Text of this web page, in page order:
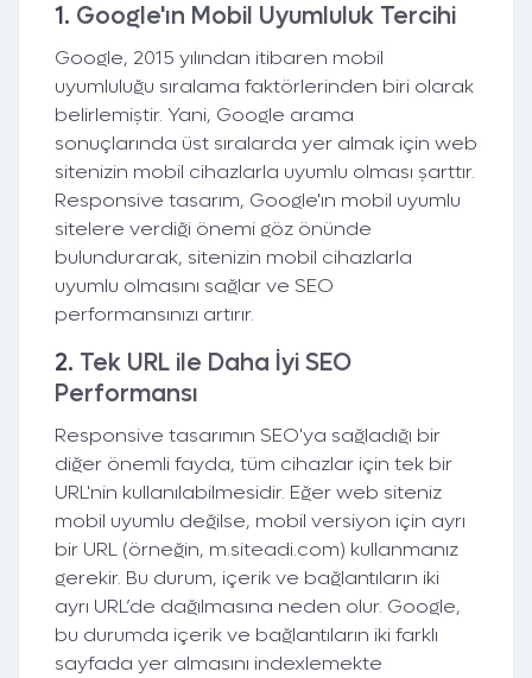
1. Google'ın Mobil Uyumluluk Tercihi
Google, 2015 yılından itibaren mobil
uyumluluğu sıralama faktörlerinden biri olarak
belirlemiştir. Yani, Google arama
sonuçlarında üst sıralarda yer almak için web
sitenizin mobil cihazlarla uyumlu olması şarttır.
Responsive tasarım, Google'ın mobil uyumlu
sitelere verdiği önemi göz önünde
bulundurarak, sitenizin mobil cihazlarla
uyumlu olmasını sağlar ve SEO
performansınızı artırır.
2. Tek URL ile Daha İyi SEO
Performansı
Responsive tasarımın SEO'ya sağladığı bir
diğer önemli fayda, tüm cihazlar için tek bir
URL'nin kullanılabilmesidir. Eğer web siteniz
mobil uyumlu değilse, mobil versiyon için ayrı
bir URL (örneğin, m.siteadi.com) kullanmanız
gerekir. Bu durum, içerik ve bağlantıların iki
ayrı URL’de dağılmasına neden olur. Google,
bu durumda içerik ve bağlantıların iki farklı
sayfada yer almasını indexlemekte